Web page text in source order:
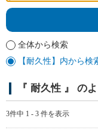
全体から検索
【耐久性】内から検
『 耐久性 』 の
3件中 1 - 3 件を表示